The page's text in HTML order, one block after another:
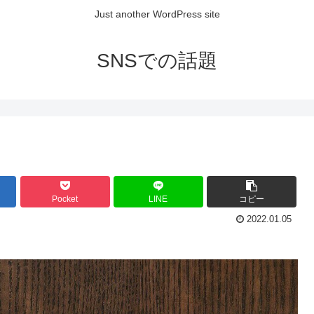
Just another WordPress site
SNSでの話題
Pocket LINE コピー
2022.01.05